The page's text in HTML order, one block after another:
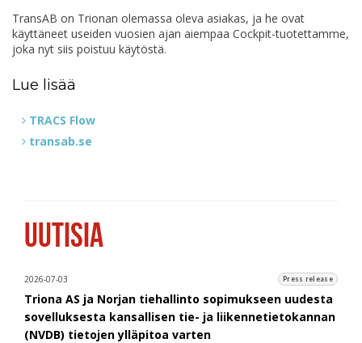
TransAB on Trionan olemassa oleva asiakas, ja he ovat
käyttäneet useiden vuosien ajan aiempaa Cockpit-tuotettamme,
joka nyt siis poistuu käytöstä.
Lue lisää
TRACS Flow
transab.se
UUTISIA
2026-07-03 Press release
Triona AS ja Norjan tiehallinto sopimukseen uudesta
sovelluksesta kansallisen tie- ja liikennetietokannan
(NVDB) tietojen ylläpitoa varten